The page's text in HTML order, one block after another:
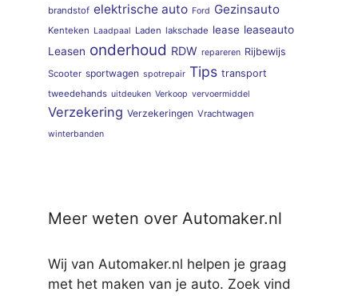
brandstof elektrische auto Ford Gezinsauto
Kenteken Laadpaal Laden lakschade lease leaseauto
Leasen onderhoud RDW repareren Rijbewijs
Scooter sportwagen spotrepair Tips transport
tweedehands uitdeuken Verkoop vervoermiddel
Verzekering Verzekeringen Vrachtwagen
winterbanden
Meer weten over Automaker.nl
Wij van Automaker.nl helpen je graag
met het maken van je auto. Zoek vind